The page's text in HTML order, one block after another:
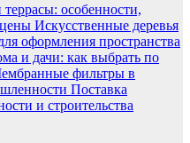
особенности,
Искусственные деревья
оформления пространства
и дачи: как выбрать по
фильтры в
Поставка
и строительства